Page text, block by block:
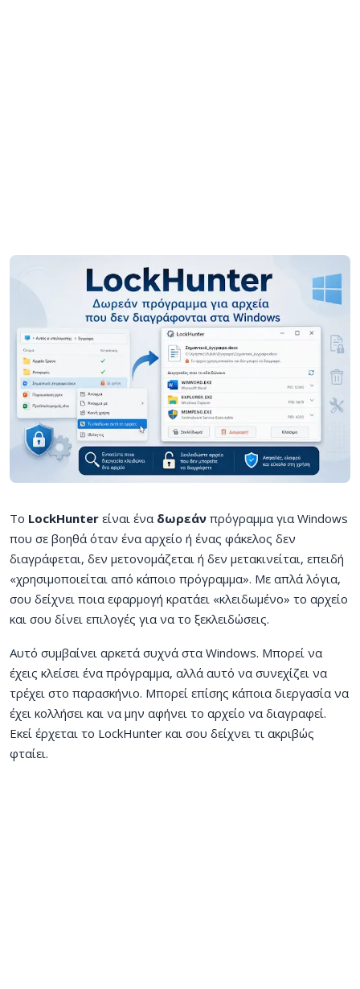
Το LockHunter είναι ένα δωρεάν πρόγραμμα για Windows
που σε βοηθά όταν ένα αρχείο ή ένας φάκελος δεν
διαγράφεται, δεν μετονομάζεται ή δεν μετακινείται, επειδή
«χρησιμοποιείται από κάποιο πρόγραμμα». Με απλά λόγια,
σου δείχνει ποια εφαρμογή κρατάει «κλειδωμένο» το αρχείο
και σου δίνει επιλογές για να το ξεκλειδώσεις.
Αυτό συμβαίνει αρκετά συχνά στα Windows. Μπορεί να
έχεις κλείσει ένα πρόγραμμα, αλλά αυτό να συνεχίζει να
τρέχει στο παρασκήνιο. Μπορεί επίσης κάποια διεργασία να
έχει κολλήσει και να μην αφήνει το αρχείο να διαγραφεί.
Εκεί έρχεται το LockHunter και σου δείχνει τι ακριβώς
φταίει.